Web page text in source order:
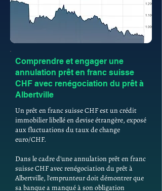
Comprendre et engager une
annulation prêt en franc suisse
CHF avec renégociation du prêt à
Albertville
Un prêt en franc suisse CHF est un crédit
immobilier libellé en devise étrangère, exposé
aux fluctuations du taux de change
euro/CHF.
Dans le cadre d'une annulation prêt en franc
suisse CHF avec renégociation du prêt à
Albertville, l'emprunteur doit démontrer que
sa banque a manqué à son obligation